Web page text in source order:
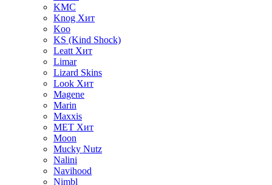
KMC
Knog Хит
Koo
KS (Kind Shock)
Leatt Хит
Limar
Lizard Skins
Look Хит
Magene
Marin
Maxxis
MET Хит
Moon
Mucky Nutz
Nalini
Navihood
Nimbl